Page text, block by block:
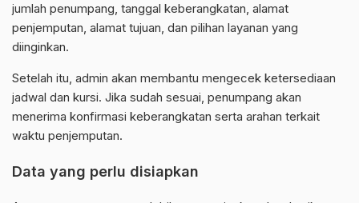
jumlah penumpang, tanggal keberangkatan, alamat
penjemputan, alamat tujuan, dan pilihan layanan yang
diinginkan.
Setelah itu, admin akan membantu mengecek ketersediaan
jadwal dan kursi. Jika sudah sesuai, penumpang akan
menerima konfirmasi keberangkatan serta arahan terkait
waktu penjemputan.
Data yang perlu disiapkan